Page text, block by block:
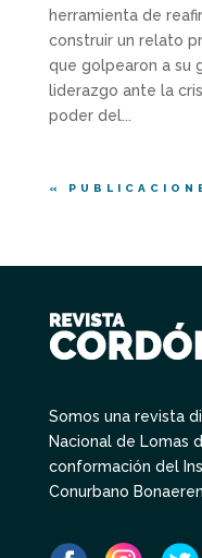
herramienta de
construir un relato
que golpearon a su
liderazgo ante la
poder del...
«
Somos una revista
Nacional de Lomas
conformación del
Conurbano